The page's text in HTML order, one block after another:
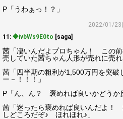
P「うわぁっ！？」
2022/01/
11: ◆ivbWs9E0to [saga]
茜「凄いんだよプロちゃん！ この
売していた茜ちゃん人形が売れに売れ
茜「四半期の粗利が1,500万円を突
ー－！！！」
P「ん、ん？ 褒めれば良いかどうか
茜「迷ったら褒めれば良いんだよ！
しどころだぞ♪ ほれほれ♪」